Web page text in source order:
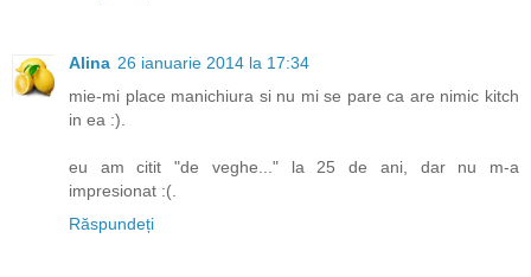
Alina 26 ianuarie 2014 la 17:34
mie-mi place manichiura si nu mi se pare ca are nimic kitch
in ea :).
eu am citit "de veghe..." la 25 de ani, dar nu m-a
impresionat :(.
Răspundeți